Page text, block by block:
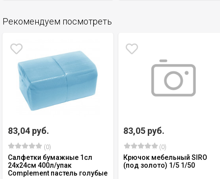
Рекомендуем посмотреть
83,04 руб.
(0)
Салфетки бумажные 1сл
24х24см 400л/упак
Complement пастель голубые
83,05 руб.
(0)
Крючок мебельный SIRO
(под золото) 1/5 1/50